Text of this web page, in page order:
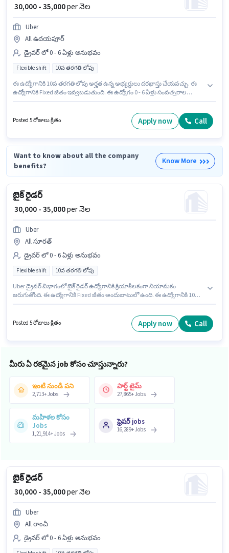
₹ 30,000 - 35,000per నెల
Uber
All ఉదయపూర్
డ్రైవర్ లో 0 - 6 ఏళ్లు అనుభవం
Flexible shift 10వ తరగతి లోపు
ఈ ఉద్యోగానికి 10వ తరగతి లోపు అర్హత ఉన్న అభ్యర్థులు దరఖాస్తు చేయవచ్చు. ఈ
ఉద్యోగానికి Fixed జీతం ఇవ్వబడుతుంది. ఈ ఉద్యోగం 0 - 6 ఏళ్లు సంవత్సరాల
Time ప్రాతిపదికపై, FLEXIBLE shift మరియు వారానికి 6 days working ఉన్నాయి.
Posted 5 రోజులు క్రితం Apply now Call
Want to know about all the company
benefits?
Know More
బైక్ రైడర్
₹ 30,000 - 35,000per నెల
Uber
All సూరత్
డ్రైవర్ లో 0 - 6 ఏళ్లు అనుభవం
Flexible shift 10వ తరగతి లోపు
Uber డ్రైవర్ విభాగంలో బైక్ రైడర్ ఉద్యోగానికి క్రియాశీలకంగా నియామకం
జరుగుతోంది. ఈ ఉద్యోగానికి Fixed జీతం అందుబాటులో ఉంది. ఈ ఉద్యోగానికి 10వ
ఉద్యోగం 0 - 6 ఏళ్లు సంవత్సరాల అనుభవం ఉన్న వారికి కోసం అనుకూలంగా
ఉంటుంది. మీరు నెలకు ₹35000 వరకు సంపాదించవచ్చు.
Posted 5 రోజులు క్రితం Apply now Call
మీరు ఏ రకమైన job కోసం చూస్తున్నారు?
ఇంటి నుండి పని
2,713+Jobs
పార్ట్ టైమ్
27,865+Jobs
మహిళల కోసం
Jobs
1,21,914+Jobs
ఫ్రెషర్ jobs
16,289+Jobs
బైక్ రైడర్
₹ 30,000 - 35,000per నెల
Uber
All రాంచీ
డ్రైవర్ లో 0 - 6 ఏళ్లు అనుభవం